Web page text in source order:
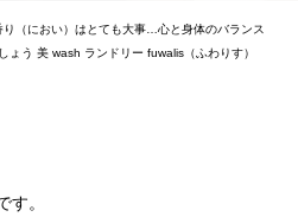
り（におい）はとても大事…心と身体のバランス
ょう 美 wash ランドリー fuwalis（ふわりす）
す。